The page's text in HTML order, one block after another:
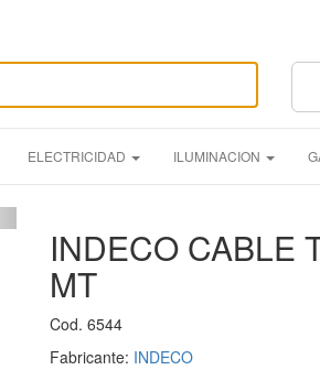
ELECTRICIDAD ILUMINACION
INDECO CABLE
MT
Cod. 6544
Fabricante: INDECO